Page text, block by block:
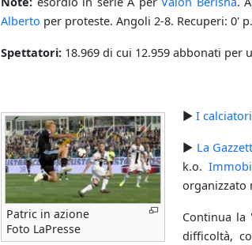
Alberto per proteste. Angoli 2-8. Recuperi: 0'
Spettatori: 18.969 di cui 12.959 abbonati per
Patric in azione
Foto LaPresse
►I
► La
k.o.
organizzato
Continua la
difficoltà,